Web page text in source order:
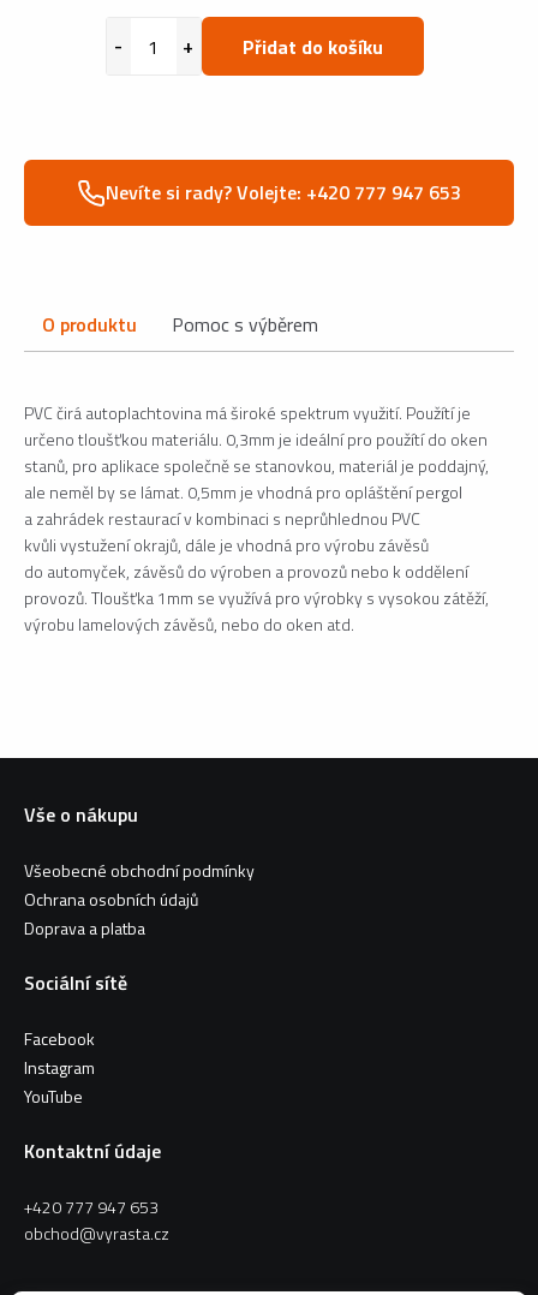
Přidat do košíku
Nevíte si rady? Volejte: +420 777 947 653
O produktu Pomoc s výběrem
PVC čirá autoplachtovina má široké spektrum využití. Použítí je
určeno tloušťkou materiálu. 0,3mm je ideální pro použítí do oken
stanů, pro aplikace společně se stanovkou, materiál je poddajný,
ale neměl by se lámat. 0,5mm je vhodná pro opláštění pergol
a zahrádek restaurací v kombinaci s neprůhlednou PVC
kvůli vystužení okrajů, dále je vhodná pro výrobu závěsů
do automyček, závěsů do výroben a provozů nebo k oddělení
provozů. Tloušťka 1mm se využívá pro výrobky s vysokou zátěží,
výrobu lamelových závěsů, nebo do oken atd.
Vše o nákupu
Všeobecné obchodní podmínky
Ochrana osobních údajů
Doprava a platba
Sociální sítě
Facebook
Instagram
YouTube
Kontaktní údaje
+420 777 947 653
obchod@vyrasta.cz